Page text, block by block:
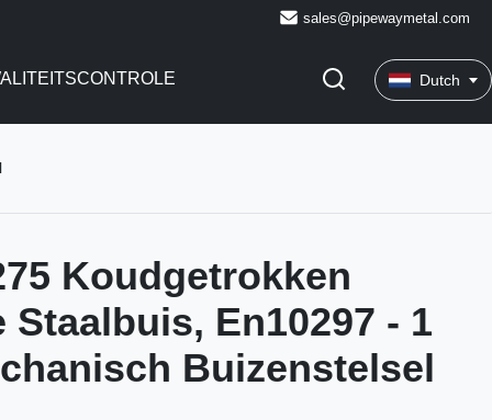
sales@pipewaymetal.com
Dutch
Koudgetrokken
Staalbuis, En10297 - 1
Buizenstelsel